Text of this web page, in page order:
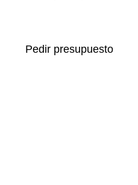
Pedir presupuesto